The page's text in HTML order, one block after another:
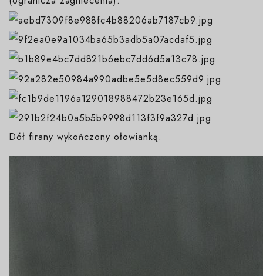
Dół firany wykończony ołowianką.